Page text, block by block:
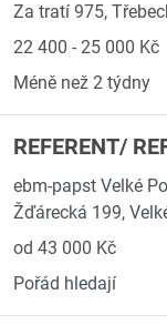
Za tratí 975,
22 400 - 25 000 Kč
Méně než 2 týdny
REFERENT/
ebm-papst Velké
Žďárecká 199,
od 43 000 Kč
Pořád hledají